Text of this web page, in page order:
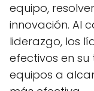
equipo,
innovación. Al
liderazgo, los
efectivos en
equipos a